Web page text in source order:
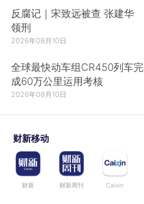
反腐记｜宋致远被查 张建华
领刑
2026年08月10日
全球最快动车组CR450列车完
成60万公里运用考核
2026年08月10日
财新移动
财新 财新周刊 Caixin